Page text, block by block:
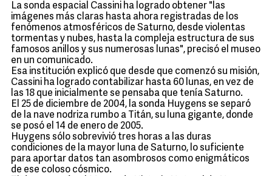
La sonda espacial Cassini ha logrado obtener "las
imágenes más claras hasta ahora registradas de los
fenómenos atmosféricos de Saturno, desde violentas
tormentas y nubes, hasta la compleja estructura de sus
famosos anillos y sus numerosas lunas", precisó el museo
en un comunicado.
Esa institución explicó que desde que comenzó su misión,
Cassini ha logrado contabilizar hasta 60 lunas, en vez de
las 18 que inicialmente se pensaba que tenía Saturno.
El 25 de diciembre de 2004, la sonda Huygens se separó
de la nave nodriza rumbo a Titán, su luna gigante, donde
se posó el 14 de enero de 2005.
Huygens sólo sobrevivió tres horas a las duras
condiciones de la mayor luna de Saturno, lo suficiente
para aportar datos tan asombrosos como enigmáticos
de ese coloso cósmico.